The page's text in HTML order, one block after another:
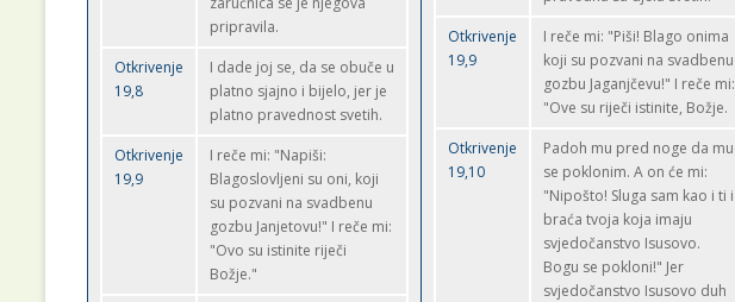
pripravila.
Otkrivenje
19,8
I dade joj se, da se obuče u
platno sjajno i bijelo, jer je
platno pravednost svetih.
Otkrivenje
19,9
I reče mi: "Napiši:
Blagoslovljeni su oni, koji
su pozvani na svadbenu
gozbu Janjetovu!" I reče mi:
"Ovo su istinite riječi
Božje."
Otkrivenje
19,9
I reče mi: "Piši! Blago onima
koji su pozvani na svadbenu
gozbu Jaganjčevu!" I reče mi:
"Ove su riječi istinite, Božje.
Otkrivenje
19,10
Padoh mu pred noge da mu
se poklonim. A on će mi:
"Nipošto! Sluga sam kao i ti i
braća tvoja koja imaju
svjedočanstvo Isusovo.
Bogu se pokloni!" Jer
svjedočanstvo Isusovo duh